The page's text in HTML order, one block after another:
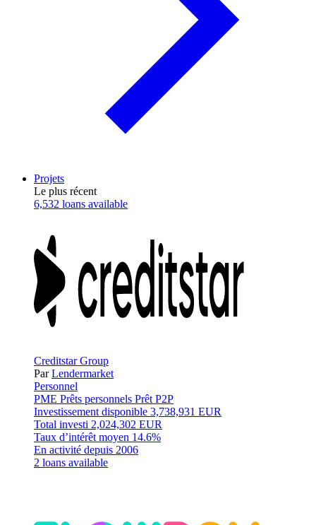
Projets
Le plus récent
6,532 loans available
Creditstar Group
ParLendermarket
Personnel
PME Prêts personnels Prêt P2P
Investissement disponible 3,738,931 EUR
Total investi 2,024,302 EUR
Taux d’intérêt moyen 14.6%
En activité depuis 2006
2 loans available